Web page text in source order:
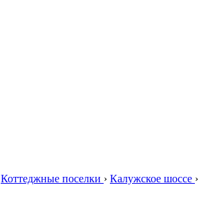
Коттеджные поселки › Калужское шоссе ›